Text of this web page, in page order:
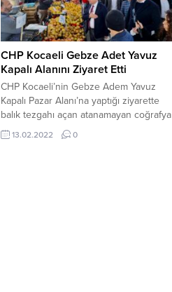
CHP Kocaeli Gebze Adet Yavuz
Kapalı Alanını Ziyaret Etti
CHP Kocaeli’nin Gebze Adem Yavuz
Kapalı Pazar Alanı’na yaptığı ziyarette
balık tezgahı açan atanamayan coğrafya
öğretmeni ve ailesi ile alışverişe gelen
öğretmen adayının sözleri damga vurdu.
13.02.2022 0